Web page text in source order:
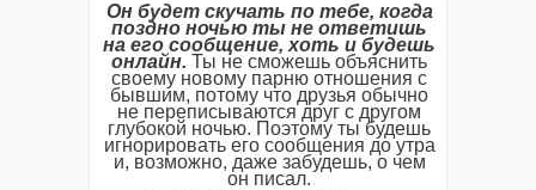
Он будет скучать по тебе, когда
поздно ночью ты не ответишь
на его сообщение, хоть и будешь
онлайн. Ты не сможешь объяснить
своему новому парню отношения с
бывшим, потому что друзья обычно
не переписываются друг с другом
глубокой ночью. Поэтому ты будешь
игнорировать его сообщения до утра
и, возможно, даже забудешь, о чем
он писал.